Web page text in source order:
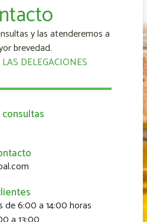
y las atenderemos a
brevedad.
DELEGACIONES
de 6:00 a 14:00 horas